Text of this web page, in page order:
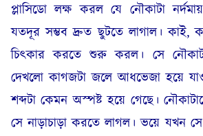
প্লাসিডো লক্ষ‍ করল যে নৌকাটা
যতদূর সম্ভব দ্রুত ছুটতে লাগাল। কাই,
চিৎকার করতে শুরু করল। সে
দেখলো কাগজটা জলে আধভেজা হয়ে
শব্দটা কেমন অস্পষ্ট হয়ে গেছে।
সে নাড়াচাড়া করতে লাগল। ভয়ে যখন সে